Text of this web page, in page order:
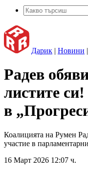
Дарик | Новини |
Радев
листите
в
Коалицията на Румен
участие в
16 Март 2026 12:07 ч.